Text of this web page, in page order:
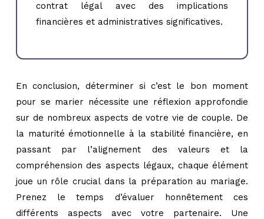
contrat légal avec des implications
financières et administratives significatives.
En conclusion, déterminer si c’est le bon moment
pour se marier nécessite une réflexion approfondie
sur de nombreux aspects de votre vie de couple. De
la maturité émotionnelle à la stabilité financière, en
passant par l’alignement des valeurs et la
compréhension des aspects légaux, chaque élément
joue un rôle crucial dans la préparation au mariage.
Prenez le temps d’évaluer honnêtement ces
différents aspects avec votre partenaire. Une